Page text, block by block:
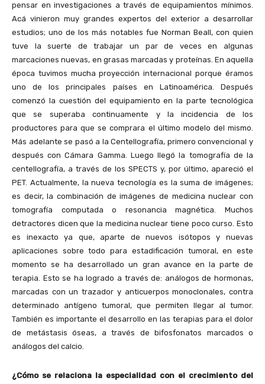
pensar en investigaciones a través de equipamientos mínimos.
Acá vinieron muy grandes expertos del exterior a desarrollar
estudios; uno de los más notables fue Norman Beall, con quien
tuve la suerte de trabajar un par de veces en algunas
marcaciones nuevas, en grasas marcadas y proteínas. En aquella
época tuvimos mucha proyección internacional porque éramos
uno de los principales países en Latinoamérica. Después
comenzó la cuestión del equipamiento en la parte tecnológica
que se superaba continuamente y la incidencia de los
productores para que se comprara el último modelo del mismo.
Más adelante se pasó a la Centellografía, primero convencional y
después con Cámara Gamma. Luego llegó la tomografía de la
centellografía, a través de los SPECTS y, por último, apareció el
PET. Actualmente, la nueva tecnología es la suma de imágenes;
es decir, la combinación de imágenes de medicina nuclear con
tomografía computada o resonancia magnética. Muchos
detractores dicen que la medicina nuclear tiene poco curso. Esto
es inexacto ya que, aparte de nuevos isótopos y nuevas
aplicaciones sobre todo para estadificación tumoral, en este
momento se ha desarrollado un gran avance en la parte de
terapia. Esto se ha logrado a través de: análogos de hormonas,
marcadas con un trazador y anticuerpos monoclonales, contra
determinado antígeno tumoral, que permiten llegar al tumor.
También es importante el desarrollo en las terapias para el dolor
de metástasis óseas, a través de bifosfonatos marcados o
análogos del calcio.
¿Cómo se relaciona la especialidad con el crecimiento del